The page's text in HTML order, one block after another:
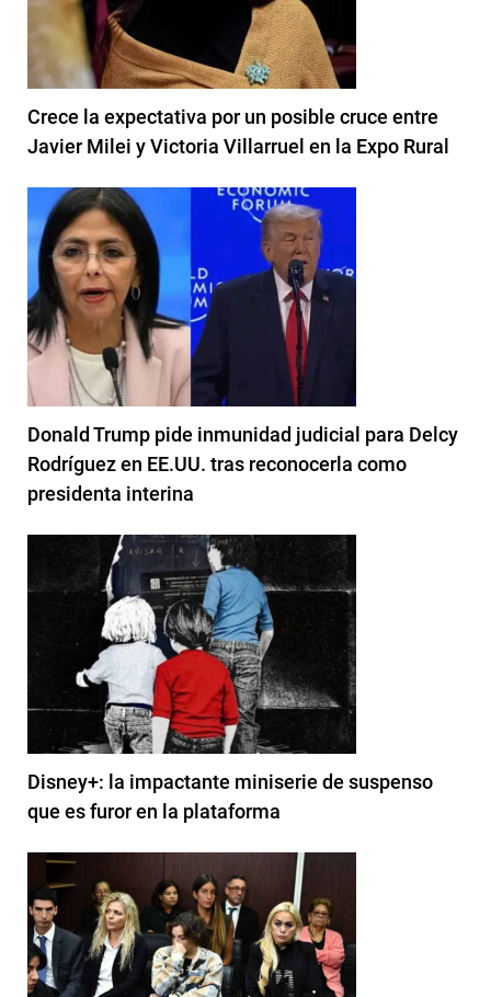
Crece la expectativa por un posible cruce entre
Javier Milei y Victoria Villarruel en la Expo Rural
Donald Trump pide inmunidad judicial para Delcy
Rodríguez en EE.UU. tras reconocerla como
presidenta interina
Disney+: la impactante miniserie de suspenso
que es furor en la plataforma